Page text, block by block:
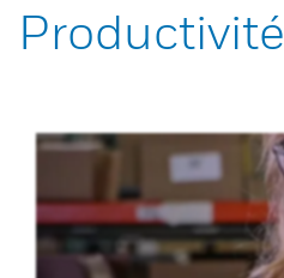
Productivité